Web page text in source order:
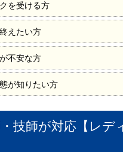
を受ける方
えたい方
不安な方
が知りたい方
技師が対応【レ